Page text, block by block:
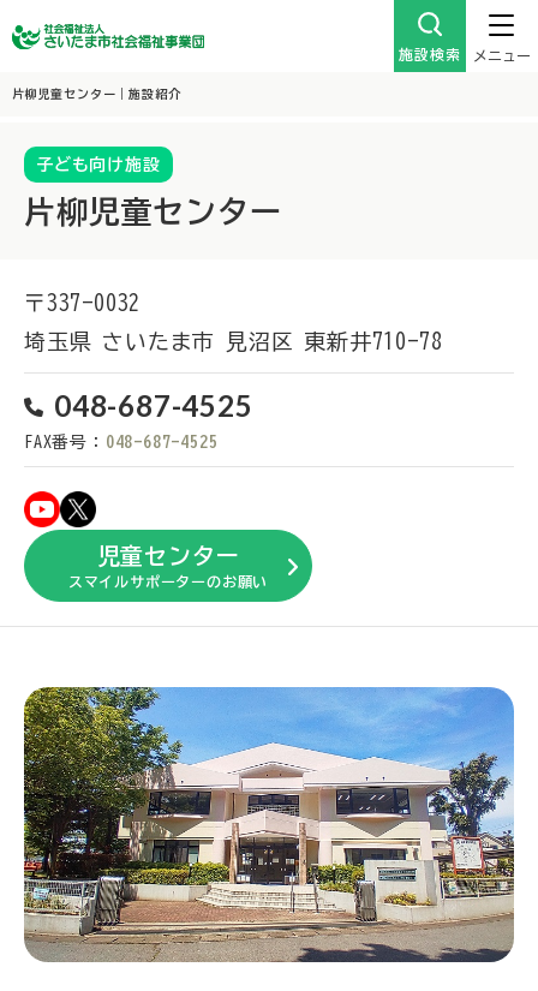
施設検索 メニュー
片柳児童センター｜施設紹介
子ども向け施設
片柳児童センター
〒337-0032
埼玉県 さいたま市 見沼区 東新井710-78
048-687-4525
FAX番号： 048-687-4525
児童センター
スマイルサポーターのお願い